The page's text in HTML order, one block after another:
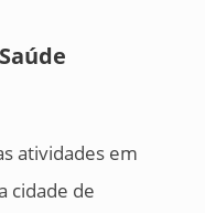
atividades em
cidade de